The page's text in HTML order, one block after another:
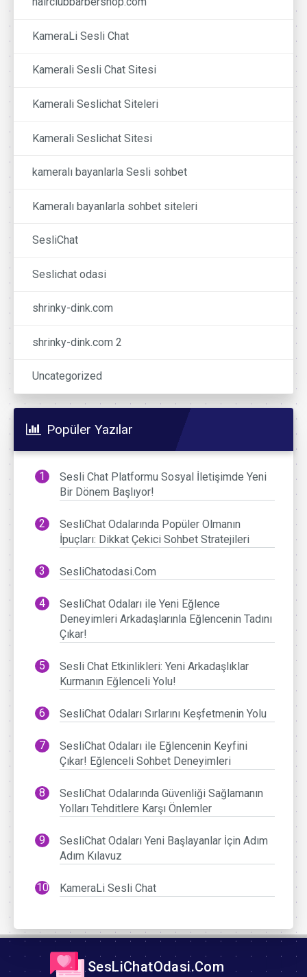
KameraLi Sesli Chat
Kamerali Sesli Chat Sitesi
Kamerali Seslichat Siteleri
Kamerali Seslichat Sitesi
kameralı bayanlarla Sesli sohbet
Kameralı bayanlarla sohbet siteleri
SesliChat
Seslichat odasi
shrinky-dink.com
shrinky-dink.com 2
Uncategorized
Popüler Yazılar
Sesli Chat Platformu Sosyal İletişimde Yeni
Bir Dönem Başlıyor!
SesliChat Odalarında Popüler Olmanın
İpuçları: Dikkat Çekici Sohbet Stratejileri
SesliChatodasi.Com
SesliChat Odaları ile Yeni Eğlence
Deneyimleri Arkadaşlarınla Eğlencenin Tadını
Çıkar!
Sesli Chat Etkinlikleri: Yeni Arkadaşlıklar
Kurmanın Eğlenceli Yolu!
SesliChat Odaları Sırlarını Keşfetmenin Yolu
SesliChat Odaları ile Eğlencenin Keyfini
Çıkar! Eğlenceli Sohbet Deneyimleri
SesliChat Odalarında Güvenliği Sağlamanın
Yolları Tehditlere Karşı Önlemler
SesliChat Odaları Yeni Başlayanlar İçin Adım
Adım Kılavuz
KameraLi Sesli Chat
SesLiChatOdasi.Com